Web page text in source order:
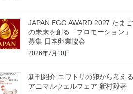
JAPAN EGG AWARD 2027 たまご
の未来を創る「プロモーション」
募集 日本卵業協会
2026年7月10日
新刊紹介 ニワトリの卵から考える
アニマルウェルフェア 新村毅著